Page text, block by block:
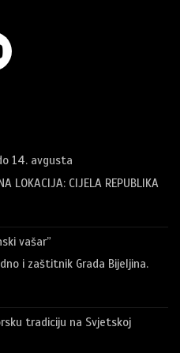
14. avgusta
LOKACIJA: CIJELA REPUBLIKA
vašar”
i zaštitnik Grada Bijeljina.
tradiciju na Svjetskoj